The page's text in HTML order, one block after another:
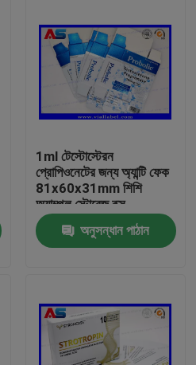
1ml টেস্টোস্টেরন
প্রোপিওনেটের জন্য অ্যান্টি ফেক
81x60x31mm শিশি
অ্যাম্পুল স্টোরেজ বক্স
অনুসন্ধান পাঠান